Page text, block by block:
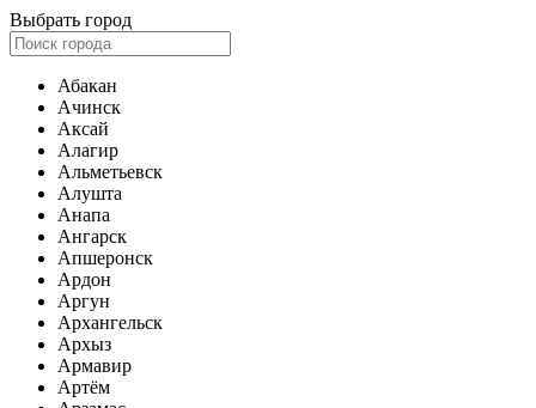
Выбрать город
Абакан
Ачинск
Аксай
Алагир
Альметьевск
Алушта
Анапа
Ангарск
Апшеронск
Ардон
Аргун
Архангельск
Архыз
Армавир
Артём